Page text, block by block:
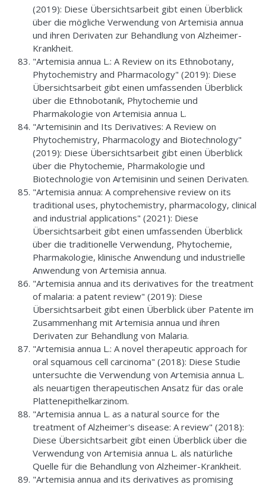
(2019): Diese Übersichtsarbeit gibt einen Überblick
über die mögliche Verwendung von Artemisia annua
und ihren Derivaten zur Behandlung von Alzheimer-
Krankheit.
"Artemisia annua L.: A Review on its Ethnobotany,
Phytochemistry and Pharmacology" (2019): Diese
Übersichtsarbeit gibt einen umfassenden Überblick
über die Ethnobotanik, Phytochemie und
Pharmakologie von Artemisia annua L.
"Artemisinin and Its Derivatives: A Review on
Phytochemistry, Pharmacology and Biotechnology"
(2019): Diese Übersichtsarbeit gibt einen Überblick
über die Phytochemie, Pharmakologie und
Biotechnologie von Artemisinin und seinen Derivaten.
"Artemisia annua: A comprehensive review on its
traditional uses, phytochemistry, pharmacology, clinical
and industrial applications" (2021): Diese
Übersichtsarbeit gibt einen umfassenden Überblick
über die traditionelle Verwendung, Phytochemie,
Pharmakologie, klinische Anwendung und industrielle
Anwendung von Artemisia annua.
"Artemisia annua and its derivatives for the treatment
of malaria: a patent review" (2019): Diese
Übersichtsarbeit gibt einen Überblick über Patente im
Zusammenhang mit Artemisia annua und ihren
Derivaten zur Behandlung von Malaria.
"Artemisia annua L.: A novel therapeutic approach for
oral squamous cell carcinoma" (2018): Diese Studie
untersuchte die Verwendung von Artemisia annua L.
als neuartigen therapeutischen Ansatz für das orale
Plattenepithelkarzinom.
"Artemisia annua L. as a natural source for the
treatment of Alzheimer's disease: A review" (2018):
Diese Übersichtsarbeit gibt einen Überblick über die
Verwendung von Artemisia annua L. als natürliche
Quelle für die Behandlung von Alzheimer-Krankheit.
"Artemisia annua and its derivatives as promising